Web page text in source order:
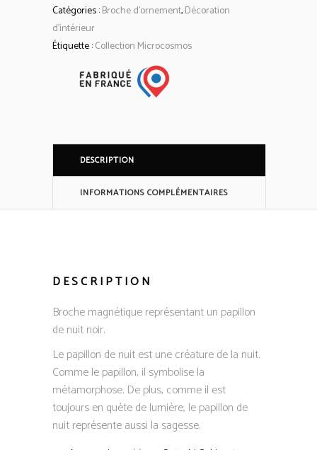
Catégories :Broche d’ornement,Décoration
d'intérieur
Étiquette :Collection Microcosmos
DESCRIPTION
INFORMATIONS COMPLÉMENTAIRES
DESCRIPTION
Broche magnétique représentant un papillon
de nuit noir.
Le papillon de nuit est une créature de la nuit.
Comme le papillon, il symbolise la
métamorphose. De plus, comme il est
toujours en quète de lumière, le papillon de
nuit représente aussi la sagesse.